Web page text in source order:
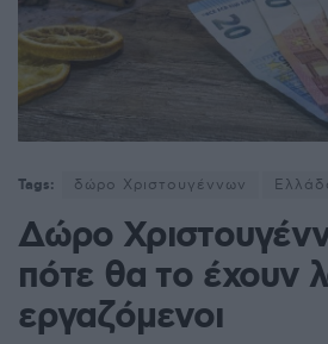
Tags: δώρο Χριστουγέννων
Δώρο
πότε θα το έχουν
εργαζόμενοι